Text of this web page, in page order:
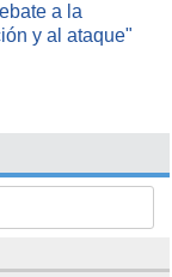
a la
y al ataque"